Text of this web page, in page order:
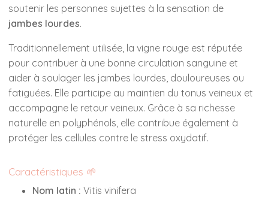
soutenir les personnes sujettes à la sensation de
jambes lourdes.
Traditionnellement utilisée, la vigne rouge est réputée
pour contribuer à une bonne circulation sanguine et
aider à soulager les jambes lourdes, douloureuses ou
fatiguées. Elle participe au maintien du tonus veineux et
accompagne le retour veineux. Grâce à sa richesse
naturelle en polyphénols, elle contribue également à
protéger les cellules contre le stress oxydatif.
Caractéristiques 🌱
Nom latin : Vitis vinifera